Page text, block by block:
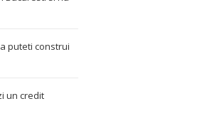
puteti construi
un credit